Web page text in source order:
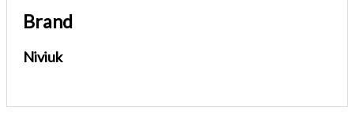
Brand
Niviuk